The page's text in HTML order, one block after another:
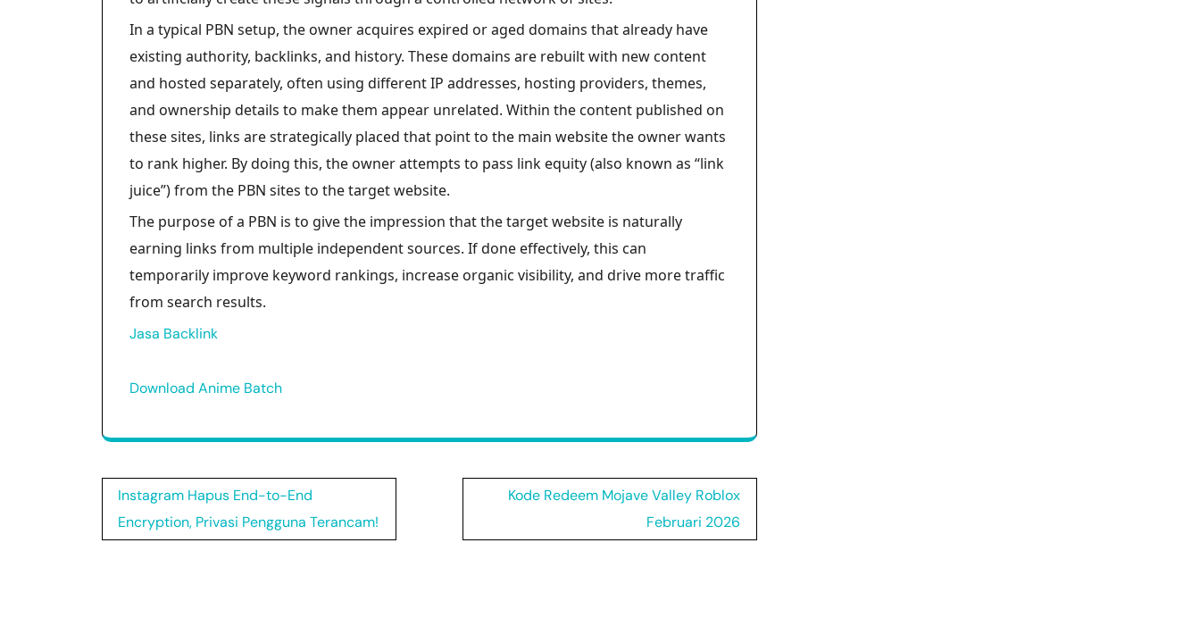
In a typical PBN setup, the owner acquires expired or aged domains that already have
existing authority, backlinks, and history. These domains are rebuilt with new content
and hosted separately, often using different IP addresses, hosting providers, themes,
and ownership details to make them appear unrelated. Within the content published on
these sites, links are strategically placed that point to the main website the owner wants
to rank higher. By doing this, the owner attempts to pass link equity (also known as “link
juice”) from the PBN sites to the target website.
The purpose of a PBN is to give the impression that the target website is naturally
earning links from multiple independent sources. If done effectively, this can
temporarily improve keyword rankings, increase organic visibility, and drive more traffic
from search results.
Jasa Backlink
Download Anime Batch
Post
navigation
Instagram Hapus End-to-End
Encryption, Privasi Pengguna Terancam!
Kode Redeem Mojave Valley Roblox
Februari 2026